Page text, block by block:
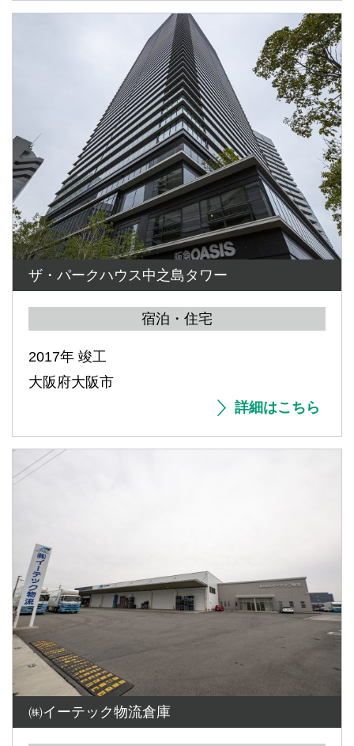
ザ・パークハウス中之島タワー
宿泊・住宅
2017年 竣工
大阪府大阪市
詳細はこちら
㈱イーテック物流倉庫